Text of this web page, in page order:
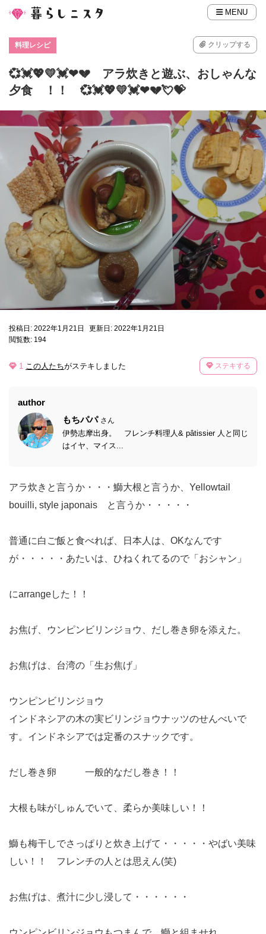
MENU
料理レシピ クリップする
💞💓💖💛💓❤💔 アラ炊きと遊ぶ、おしゃんな
夕食 ！！ 💞💓💖💛💓❤💔💘💝
投稿日: 2022年1月21日
更新日: 2022年1月21日
閲覧数: 194
1 この人たちがステキしました ステキする
author
もちパパ さん
伊勢志摩出身。 フレンチ料理人& pâtissier 人と同じ
はイヤ、マイス...
アラ炊きと言うか・・・鰤大根と言うか、Yellowtail
bouilli, style japonais と言うか・・・・・
普通に白ご飯と食べれば、日本人は、OKなんです
が・・・・・あたいは、ひねくれてるので「おシャン」
にarrangeした！！
お焦げ、ウンピンビリンジョウ、だし巻き卵を添えた。
お焦げは、台湾の「生お焦げ」
ウンピンビリンジョウ
インドネシアの木の実ビリンジョウナッツのせんべいで
す。インドネシアでは定番のスナックです。
だし巻き卵 一般的なだし巻き！！
大根も味がしゅんでいて、柔らか美味しい！！
鰤も梅干しでさっぱりと炊き上げて・・・・・やばい美味
しい！！ フレンチの人とは思えん(笑)
お焦げは、煮汁に少し浸して・・・・・・